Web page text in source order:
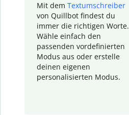
Mit dem Textumschreiber
von Quillbot findest du
immer die richtigen Worte.
Wähle einfach den
passenden vordefinierten
Modus aus oder erstelle
deinen eigenen
personalisierten Modus.